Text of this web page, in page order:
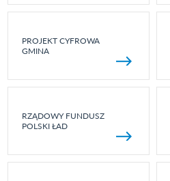
PROJEKT CYFROWA
GMINA
RZĄDOWY FUNDUSZ
POLSKI ŁAD